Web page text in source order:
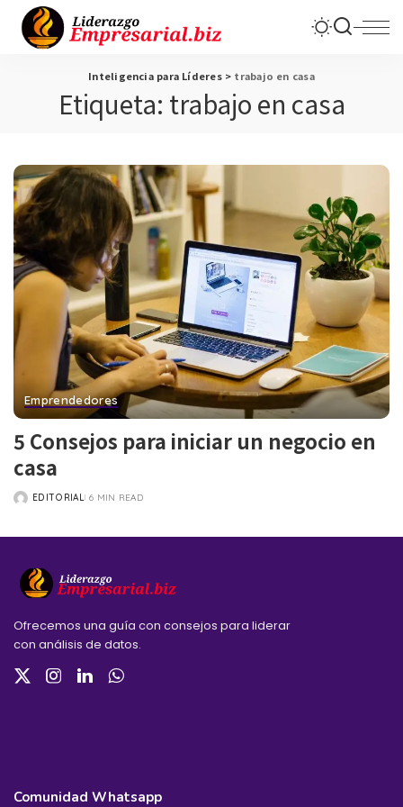
Inteligencia para Líderes> trabajo en casa
Etiqueta: trabajo en casa
Emprendedores
5 Consejos para iniciar un negocio en
casa
POSTED
EDITORIAL 6 MIN READ
Ofrecemos una guía con consejos para liderar
con análisis de datos.
Comunidad Whatsapp